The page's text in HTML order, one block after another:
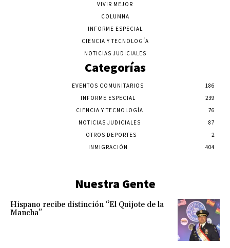
VIVIR MEJOR
COLUMNA
INFORME ESPECIAL
CIENCIA Y TECNOLOGÍA
NOTICIAS JUDICIALES
Categorías
EVENTOS COMUNITARIOS
186
INFORME ESPECIAL
239
CIENCIA Y TECNOLOGÍA
76
NOTICIAS JUDICIALES
87
OTROS DEPORTES
2
INMIGRACIÓN
404
Nuestra Gente
Hispano recibe distinción “El Quijote de la
Mancha”